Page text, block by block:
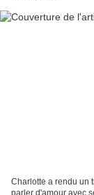
Charlotte a rendu un
parler d'amour avec